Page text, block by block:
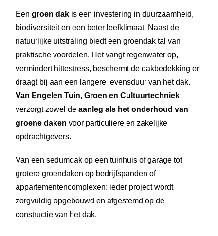
Eengroen dak is een investering in duurzaamheid,
biodiversiteit en een beter leefklimaat. Naast de
natuurlijke uitstraling biedt een groendak tal van
praktische voordelen. Het vangt regenwater op,
vermindert hittestress, beschermt de dakbedekking en
draagt bij aan een langere levensduur van het dak.
Van Engelen Tuin, Groen en Cultuurtechniek
verzorgt zowel deaanleg als het onderhoud van
groene daken voor particuliere en zakelijke
opdrachtgevers.
Van een sedumdak op een tuinhuis of garage tot
grotere groendaken op bedrijfspanden of
appartementencomplexen: ieder project wordt
zorgvuldig opgebouwd en afgestemd op de
constructie van het dak.